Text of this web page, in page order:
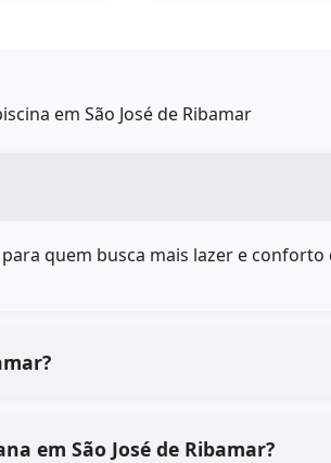
em São José de Ribamar
quem busca mais lazer e conforto
em São José de Ribamar?